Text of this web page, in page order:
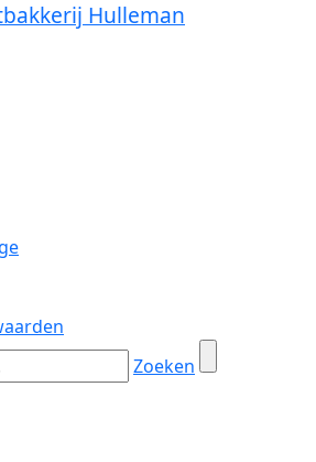
Hulleman
Zoeken